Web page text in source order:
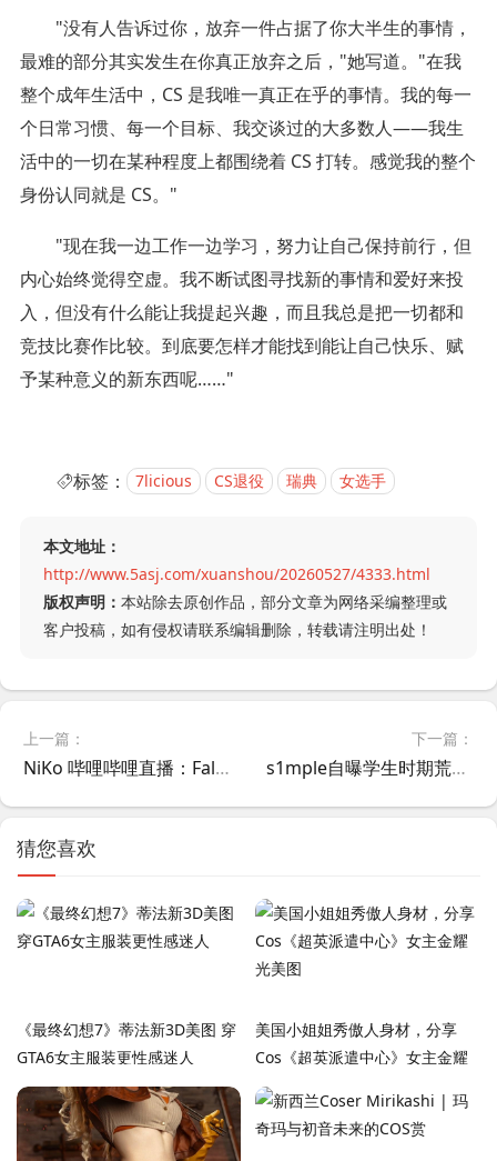
"没有人告诉过你，放弃一件占据了你大半生的事情，
最难的部分其实发生在你真正放弃之后，"她写道。"在我
整个成年生活中，CS 是我唯一真正在乎的事情。我的每一
个日常习惯、每一个目标、我交谈过的大多数人——我生
活中的一切在某种程度上都围绕着 CS 打转。感觉我的整个
身份认同就是 CS。"
"现在我一边工作一边学习，努力让自己保持前行，但
内心始终觉得空虚。我不断试图寻找新的事情和爱好来投
入，但没有什么能让我提起兴趣，而且我总是把一切都和
竞技比赛作比较。到底要怎样才能找到能让自己快乐、赋
予某种意义的新东西呢……"
标签： 7licious CS退役 瑞典 女选手
本文地址：
http://www.5asj.com/xuanshou/20260527/4333.html
版权声明： 本站除去原创作品，部分文章为网络采编整理或
客户投稿，如有侵权请联系编辑删除，转载请注明出处！
上一篇：
NiKo 哔哩哔哩直播：Falcons备战Major急需提升图池深度和抗压能力
下一篇：
s1mple自曝学生时期荒废学业练CS 曾靠乱写作业应付家长
猜您喜欢
《最终幻想7》蒂法新3D美图 穿
GTA6女主服装更性感迷人
美国小姐姐秀傲人身材，分享
Cos《超英派遣中心》女主金耀
光美图